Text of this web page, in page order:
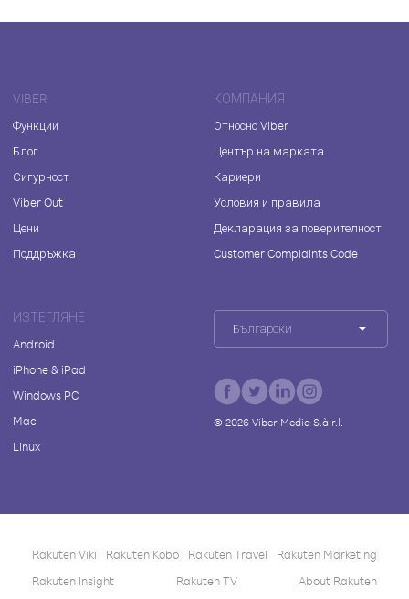
VIBER
Функции
Блог
Сигурност
Viber Out
Цени
Поддръжка
КОМПАНИЯ
Относно Viber
Център на марката
Кариери
Условия и правила
Декларация за поверителност
Customer Complaints Code
ИЗТЕГЛЯНЕ
Android
iPhone & iPad
Windows PC
Mac
Linux
Български
© 2026Viber Media S.à r.l.
Rakuten Viki Rakuten Kobo Rakuten Travel
Rakuten Marketing
Rakuten Insight
Rakuten TV About Rakuten